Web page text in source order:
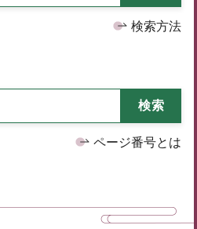
検索方法
ページ番号とは